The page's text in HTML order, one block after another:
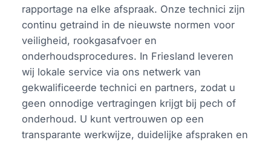
rapportage na elke afspraak. Onze technici zijn
continu getraind in de nieuwste normen voor
veiligheid, rookgasafvoer en
onderhoudsprocedures. In Friesland leveren
wij lokale service via ons netwerk van
gekwalificeerde technici en partners, zodat u
geen onnodige vertragingen krijgt bij pech of
onderhoud. U kunt vertrouwen op een
transparante werkwijze, duidelijke afspraken en